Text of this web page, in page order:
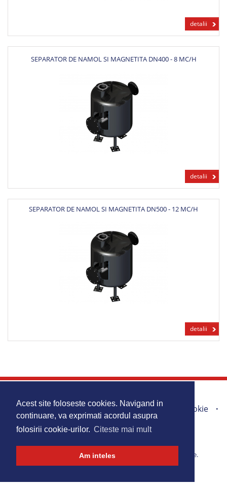
Acest site foloseste cookies. Navigand in
continuare, va exprimati acordul asupra
folosirii cookie-urilor. Citeste mai mult
Am inteles
detalii
SEPARATOR DE NAMOL SI MAGNETITA DN400 - 8 MC/H
detalii
SEPARATOR DE NAMOL SI MAGNETITA DN500 - 12 MC/H
detalii
Portofoliu lucrari
Harta Site
Politica Cookie
Contact
Copyright 2026 © Top Install. Toate drepturile rezervate.
Design byP!xel